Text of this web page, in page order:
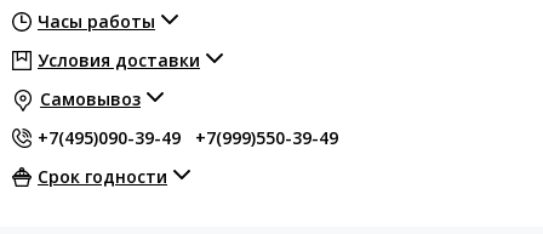
Часы работы
Условия доставки
Самовывоз
+7(495)090-39-49
+7(999)550-39-49
Срок годности